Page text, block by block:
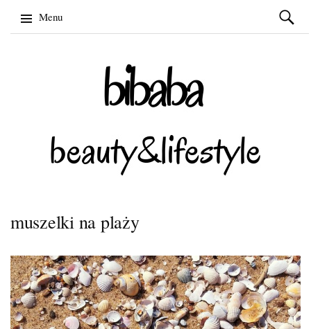
Menu
Szukaj:
muszelki na plaży